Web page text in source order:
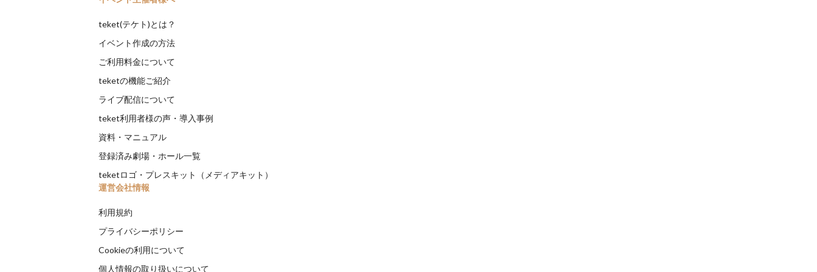
teket(テケト)とは？
イベント作成の方法
ご利用料金について
teketの機能ご紹介
ライブ配信について
teket利用者様の声・導入事例
資料・マニュアル
登録済み劇場・ホール一覧
teketロゴ・プレスキット（メディアキット）
運営会社情報
利用規約
プライバシーポリシー
Cookieの利用について
個人情報の取り扱いについて